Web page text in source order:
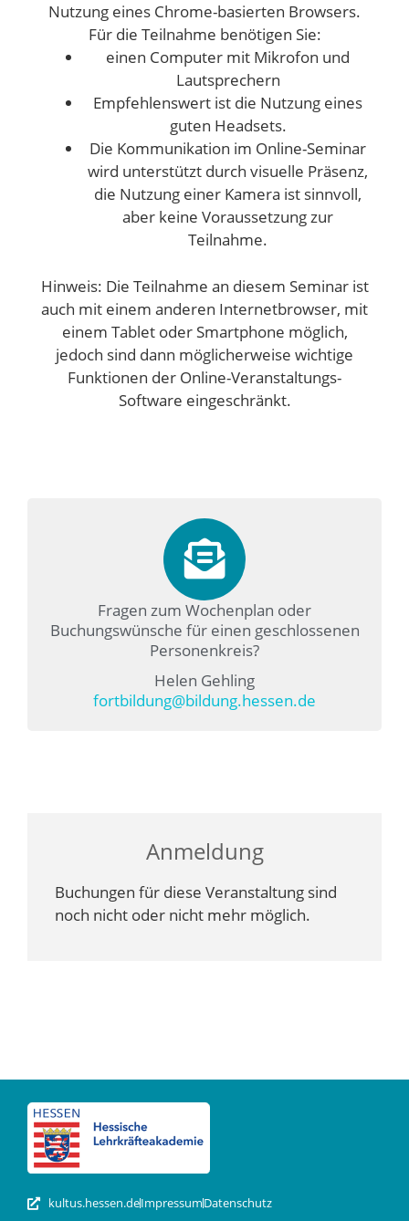
Nutzung eines Chrome-basierten Browsers.
Für die Teilnahme benötigen Sie:
einen Computer mit Mikrofon und
Lautsprechern
Empfehlenswert ist die Nutzung eines
guten Headsets.
Die Kommunikation im Online-Seminar
wird unterstützt durch visuelle Präsenz,
die Nutzung einer Kamera ist sinnvoll,
aber keine Voraussetzung zur
Teilnahme.
Hinweis: Die Teilnahme an diesem Seminar ist
auch mit einem anderen Internetbrowser, mit
einem Tablet oder Smartphone möglich,
jedoch sind dann möglicherweise wichtige
Funktionen der Online-Veranstaltungs-
Software eingeschränkt.
Fragen zum Wochenplan oder
Buchungswünsche für einen geschlossenen
Personenkreis?
Helen Gehling
fortbildung@bildung.hessen.de
Anmeldung
Buchungen für diese Veranstaltung sind
noch nicht oder nicht mehr möglich.
kultus.hessen.deImpressumDatenschutz